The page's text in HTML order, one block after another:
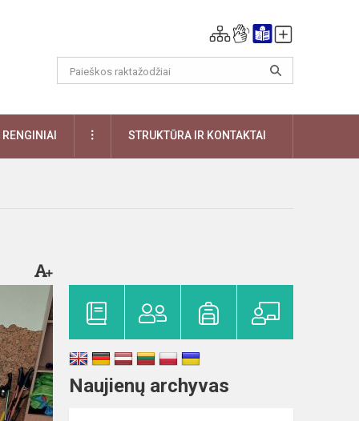
RENGINIAI DAUGIAUSTRUKTŪRA IR KONTAKTAI
Naujienų archyvas